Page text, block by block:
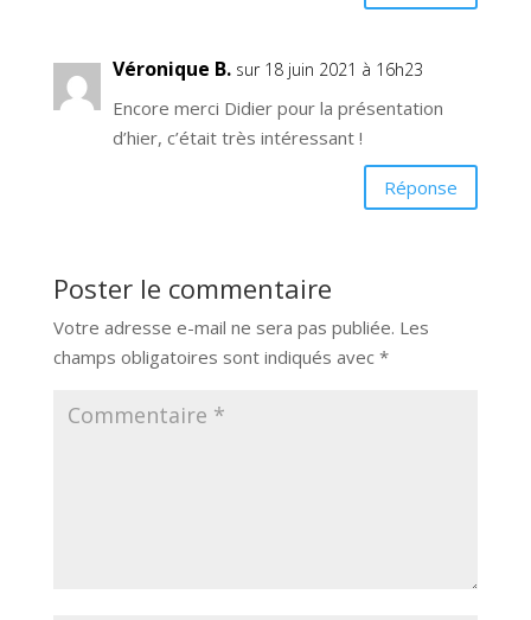
Véronique B. sur 18 juin 2021 à 16h23
Encore merci Didier pour la présentation
d’hier, c’était très intéressant !
Réponse
Poster le commentaire
Votre adresse e-mail ne sera pas publiée. Les
champs obligatoires sont indiqués avec *